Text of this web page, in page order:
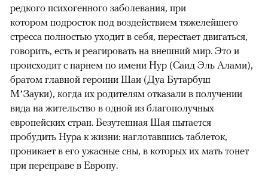
редкого психогенного заболевания, при
котором подросток под воздействием тяжелейшего
стресса полностью уходит в себя, перестает двигаться,
говорить, есть и реагировать на внешний мир. Это и
происходит с парнем по имени Нур (Саид Эль Алами),
братом главной героини Шаи (Дуа Бутарбуш
М’Зауки), когда их родителям отказали в получении
вида на жительство в одной из благополучных
европейских стран. Безутешная Шая пытается
пробудить Нура к жизни: наглотавшись таблеток,
проникает в его ужасные сны, в которых их мать тонет
при переправе в Европу.